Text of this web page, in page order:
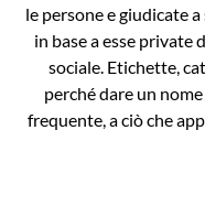
le persone e giudicate
in base a esse private
sociale. Etichette,
perché dare un
frequente, a ciò che